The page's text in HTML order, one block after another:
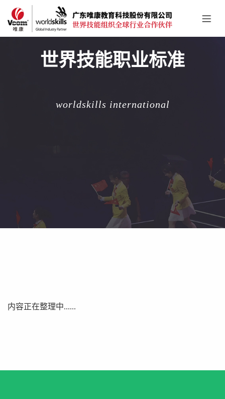
世界技能职业标准
worldskills international
内容正在整理中......